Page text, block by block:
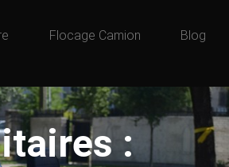
Flocage Camion Blog
: